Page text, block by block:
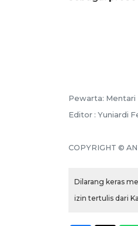
Pewarta: Mentari
Editor : Yuniardi
COPYRIGHT ©
Dilarang keras
izin tertulis dari